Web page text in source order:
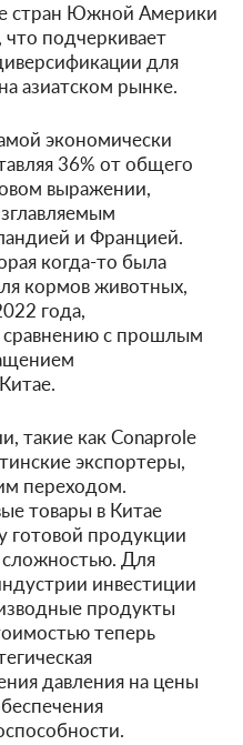
стран Южной Америки
подчеркивает
для
азиатском рынке.
экономически
36% от общего
выражении,
и Францией.
когда-то была
кормов животных,
года,
с прошлым
такие как Conaprole
экспортеры,
переходом.
товары в Китае
готовой продукции
Для
инвестиции
продукты
теперь
давления на цены